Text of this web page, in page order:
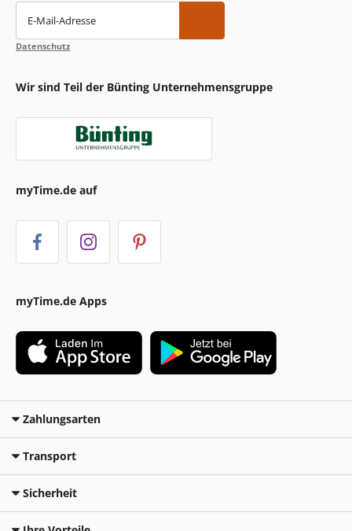
E-Mail-Adresse
Datenschutz
Wir sind Teil der Bünting Unternehmensgruppe
myTime.de auf
myTime.de Apps
Zahlungsarten
Transport
Sicherheit